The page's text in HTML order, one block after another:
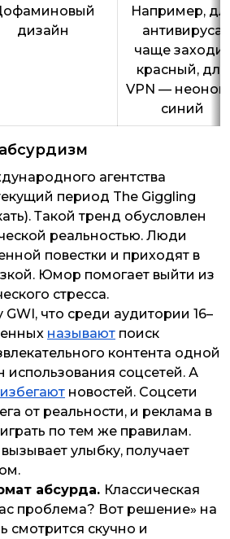
дизайн
Например,
антивируса
чаще заходит
красный, для
VPN —
синий
агентства
период The Giggling
Такой тренд обусловлен
реальностью. Люди
повестки и приходят в
Юмор помогает выйти из
стресса.
что среди аудитории 16–
называют поиск
контента одной
использования соцсетей. А
избегают новостей. Соцсети
от реальности, и реклама в
по тем же правилам.
улыбку, получает
абсурда. Классическая
проблема? Вот решение» на
смотрится скучно и